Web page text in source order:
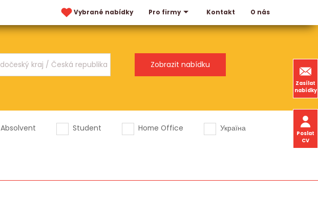
Vybrané nabídky Pro firmy Kontakt O nás
Zasílat
nabídky
Poslat
CV
Absolvent Student Home Office
Україна